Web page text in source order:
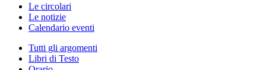
Le circolari
Le notizie
Calendario eventi
Tutti gli argomenti
Libri di Testo